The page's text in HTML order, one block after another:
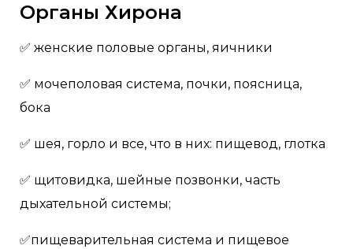
Органы Хирона
✅ женские половые органы, яичники
✅ мочеполовая система, почки, поясница,
бока
✅ шея, горло и все, что в них: пищевод, глотка
✅ щитовидка, шейные позвонки, часть
дыхательной системы;
✅пищеварительная система и пищевое